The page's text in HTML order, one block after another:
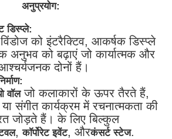
अनुप्रयोग:
डिस्प्ले:
को इंटरैक्टिव, आकर्षक डिस्प्ले
अनुभव को बढ़ाएं जो कार्यात्मक और
दोनों हैं।
वॉलजो कलाकारों के ऊपर तैरते हैं,
संगीत कार्यक्रम में रचनात्मकता की
जोड़ते हैं। के लिए बिल्कुल
,कॉर्पोरेट इवेंट, औरकंसर्ट स्टेज.